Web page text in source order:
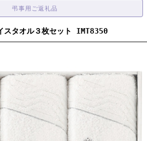
タオル３枚セット IMT8350